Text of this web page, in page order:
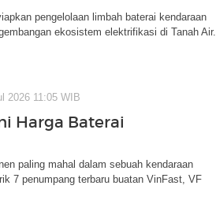
pengelolaan limbah baterai kendaraan
ekosistem elektrifikasi di Tanah Air.
2026 11:05 WIB
Harga Baterai
paling mahal dalam sebuah kendaraan
7 penumpang terbaru buatan VinFast, VF